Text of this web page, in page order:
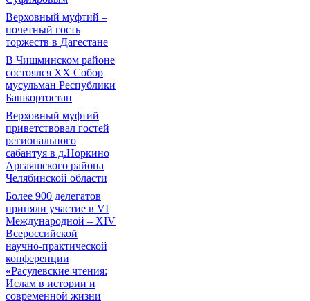
Верховный муфтий –
почетный гость
торжеств в Дагестане
В Чишминском районе
состоялся XX Собор
мусульман Республики
Башкортостан
Верховный муфтий
приветствовал гостей
регионального
сабантуя в д.Норкино
Аргаяшского района
Челябинской области
Более 900 делегатов
приняли участие в VI
Международной – ХIV
Всероссийской
научно-практической
конференции
«Расулевские чтения:
Ислам в истории и
современной жизни